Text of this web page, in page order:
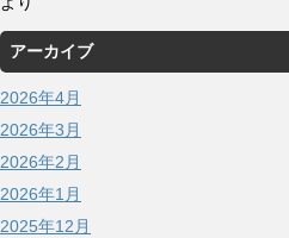
アーカイブ
2026年4月
2026年3月
2026年2月
2026年1月
2025年12月